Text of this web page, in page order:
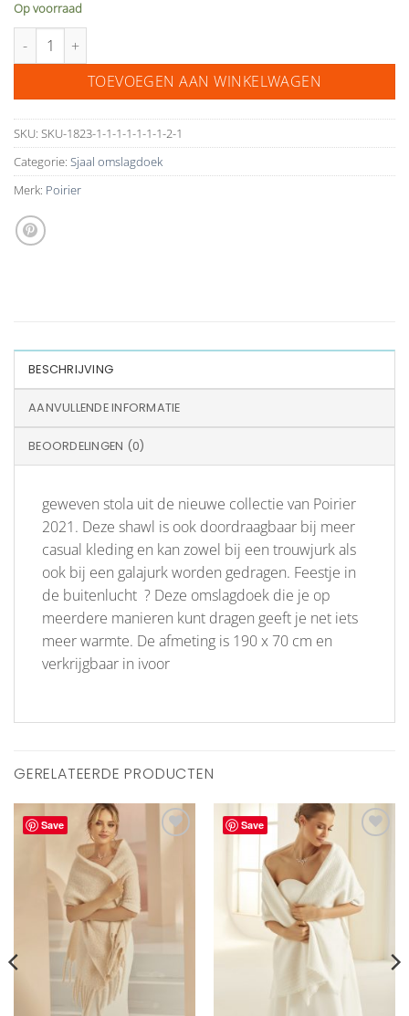
Op voorraad
Poirier geweven sjaal stola ivoor S145 aantal
TOEVOEGEN AAN WINKELWAGEN
SKU: SKU-1823-1-1-1-1-1-1-1-2-1
Categorie: Sjaal omslagdoek
Merk: Poirier
BESCHRIJVING
AANVULLENDE INFORMATIE
BEOORDELINGEN (0)
geweven stola uit de nieuwe collectie van Poirier
2021. Deze shawl is ook doordraagbaar bij meer
casual kleding en kan zowel bij een trouwjurk als
ook bij een galajurk worden gedragen. Feestje in
de buitenlucht ? Deze omslagdoek die je op
meerdere manieren kunt dragen geeft je net iets
meer warmte. De afmeting is 190 x 70 cm en
verkrijgbaar in ivoor
GERELATEERDE PRODUCTEN
Save
verlanglijst
toevoegen
Save
verlanglijst
toevoegen